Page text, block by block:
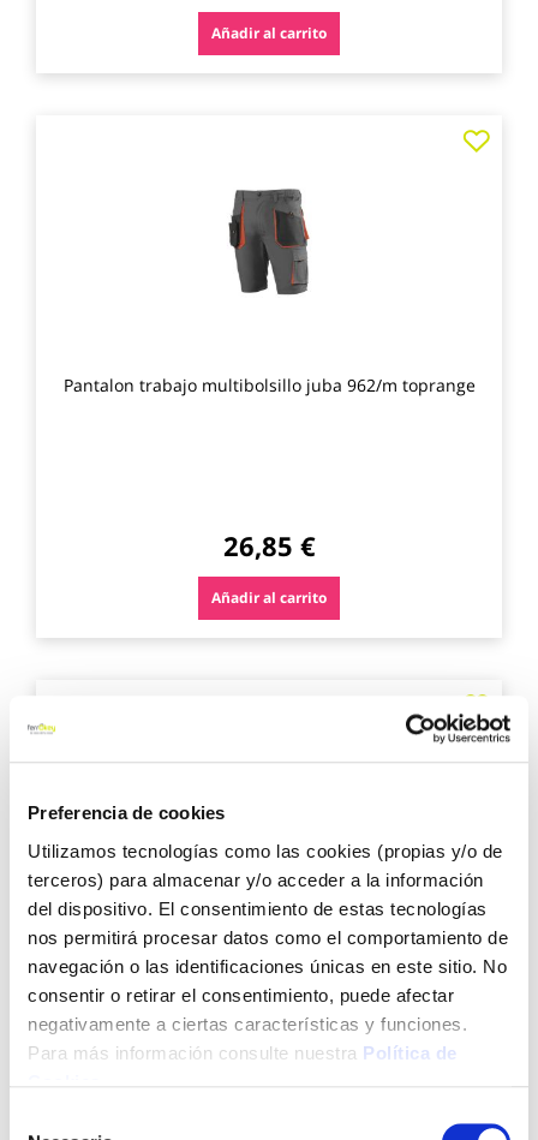
Preferencia de cookies
Utilizamos tecnologías como las cookies (propias y/o de
terceros) para almacenar y/o acceder a la información
del dispositivo. El consentimiento de estas tecnologías
nos permitirá procesar datos como el comportamiento de
navegación o las identificaciones únicas en este sitio. No
consentir o retirar el consentimiento, puede afectar
negativamente a ciertas características y funciones.
Para más información consulte nuestra Política de
Añadir al carrito
Pantalon trabajo multibolsillo juba 962/m toprange
26,85 €
Añadir al carrito
a
los
Pantalon trabajo multibolsillo gris/naranja velilla
103004081642